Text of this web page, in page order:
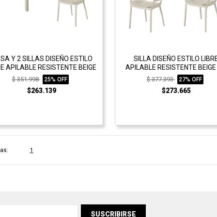
Y 2 SILLAS DISEÑO ESTILO
APILABLE RESISTENTE BEIGE
$ 351.998 25% OFF
$263.139
SILLA DISEÑO ESTILO
APILABLE RESISTENTE
$ 377.393 27% OFF
$273.665
1
SUSCRIBIRSE